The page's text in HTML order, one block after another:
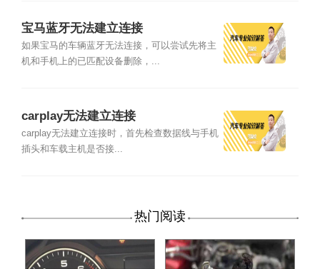
宝马蓝牙无法建立连接
如果宝马的车辆蓝牙无法连接，可以尝试先将主
机和手机上的已匹配设备删除，...
carplay无法建立连接
carplay无法建立连接时，首先检查数据线与手机
插头和车载主机是否接...
热门阅读